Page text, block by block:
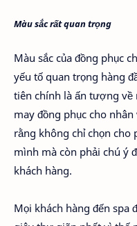
Màu sắc rất quan trọng
Màu sắc của đồng phục
yếu tố quan trọng hàng
tiên chính là ấn tượng về
may đồng phục cho
rằng không chỉ chọn
mình mà còn phải chú ý
khách hàng.
Mọi khách hàng đến